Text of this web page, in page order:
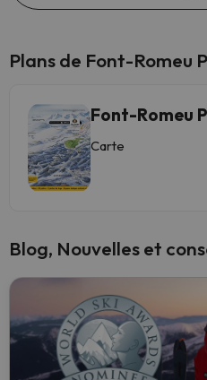
Plans de Font-Romeu
Font-Romeu
Carte
Blog, Nouvelles et